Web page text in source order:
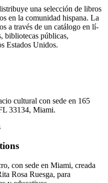
una selección de libros
en la comunidad hispana. La
a través de un catálogo en lí­
bibliotecas públicas,
Estados Unidos.
cultural con sede en 165
33134, Miami.
con sede en Miami, creada
Rosa Ruesga, para